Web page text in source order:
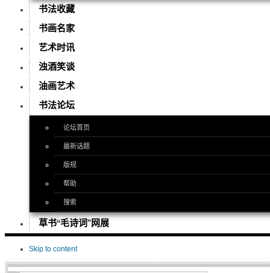
书法收藏
书画名家
艺术时讯
浊酒笑谈
油画艺术
书法论坛
论坛首页
最新话题
版规
帮助
搜索
草书“毛诗词”网展
Skip to content